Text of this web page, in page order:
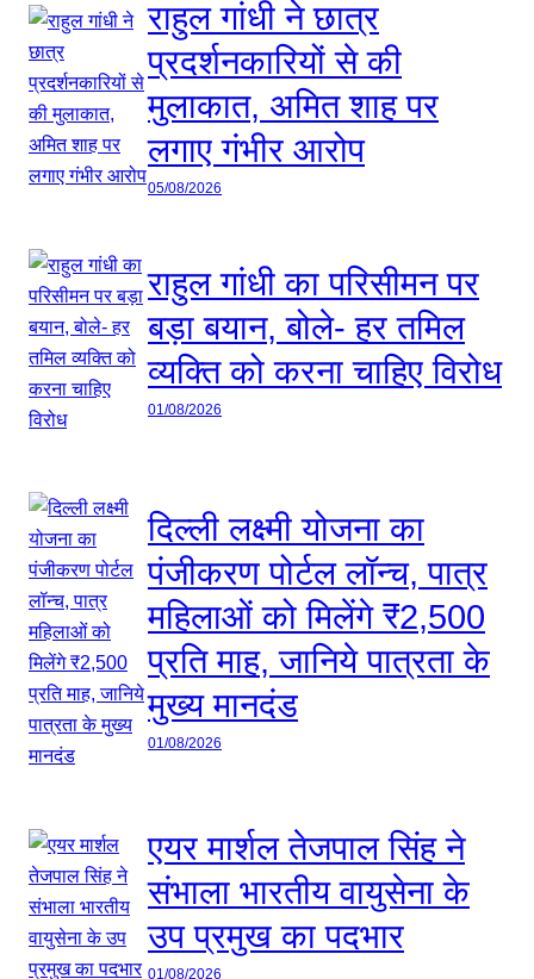
राहुल गांधी ने छात्र
प्रदर्शनकारियों से की
मुलाकात, अमित शाह पर
लगाए गंभीर आरोप
05/08/2026
राहुल गांधी का परिसीमन पर
बड़ा बयान, बोले- हर तमिल
व्यक्ति को करना चाहिए विरोध
01/08/2026
दिल्ली लक्ष्मी योजना का
पंजीकरण पोर्टल लॉन्च, पात्र
महिलाओं को मिलेंगे ₹2,500
प्रति माह, जानिये पात्रता के
मुख्य मानदंड
01/08/2026
एयर मार्शल तेजपाल सिंह ने
संभाला भारतीय वायुसेना के
उप प्रमुख का पदभार
01/08/2026